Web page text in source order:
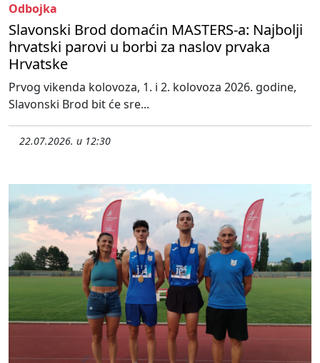
Odbojka
Slavonski Brod domaćin MASTERS-a: Najbolji
hrvatski parovi u borbi za naslov prvaka
Hrvatske
Prvog vikenda kolovoza, 1. i 2. kolovoza 2026. godine,
Slavonski Brod bit će sre...
22.07.2026. u 12:30